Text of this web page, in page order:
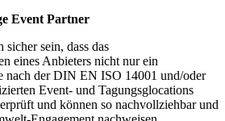
Event Partner
sein, dass das
eines Anbieters nicht nur ein
nach der DIN EN ISO 14001 und/oder
Event- und Tagungsglocations
und können so nachvollziehbar und